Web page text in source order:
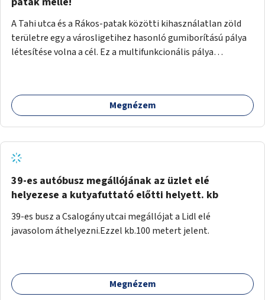
A Tahi utca és a Rákos-patak közötti kihasználatlan zöld
területre egy a városligetihez hasonló gumiborítású pálya
létesítése volna a cél. Ez a multifunkcionális pálya
Megnézem
39-es autóbusz megállójának az üzlet elé
helyezese a kutyafuttató előtti helyett. kb
39-es busz a Csalogány utcai megállójat a Lidl elé
javasolom áthelyezni.Ezzel kb.100 metert jelent.
Megnézem